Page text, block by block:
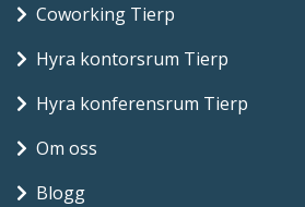
Coworking Tierp
Hyra kontorsrum Tierp
Hyra konferensrum Tierp
Om oss
Blogg